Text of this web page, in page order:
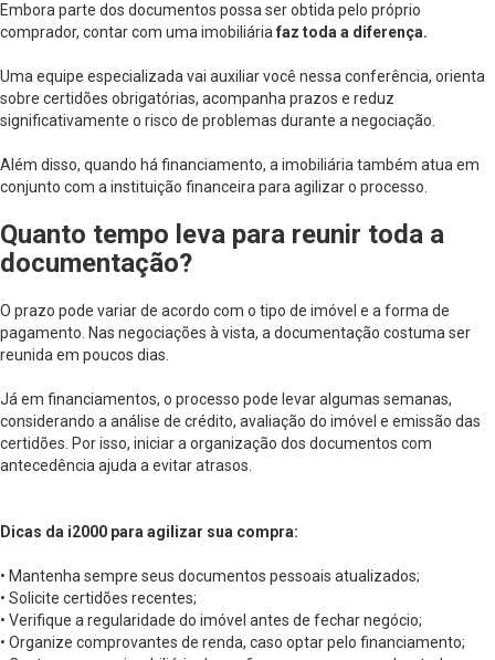
Embora parte dos documentos possa ser obtida pelo próprio
comprador, contar com uma imobiliária faz toda a diferença.
Uma equipe especializada vai auxiliar você nessa conferência, orienta
sobre certidões obrigatórias, acompanha prazos e reduz
significativamente o risco de problemas durante a negociação.
Além disso, quando há financiamento, a imobiliária também atua em
conjunto com a instituição financeira para agilizar o processo.
Quanto tempo leva para reunir toda a
documentação?
O prazo pode variar de acordo com o tipo de imóvel e a forma de
pagamento. Nas negociações à vista, a documentação costuma ser
reunida em poucos dias.
Já em financiamentos, o processo pode levar algumas semanas,
considerando a análise de crédito, avaliação do imóvel e emissão das
certidões. Por isso, iniciar a organização dos documentos com
antecedência ajuda a evitar atrasos.
Dicas da i2000 para agilizar sua compra:
• Mantenha sempre seus documentos pessoais atualizados;
• Solicite certidões recentes;
• Verifique a regularidade do imóvel antes de fechar negócio;
• Organize comprovantes de renda, caso optar pelo financiamento;